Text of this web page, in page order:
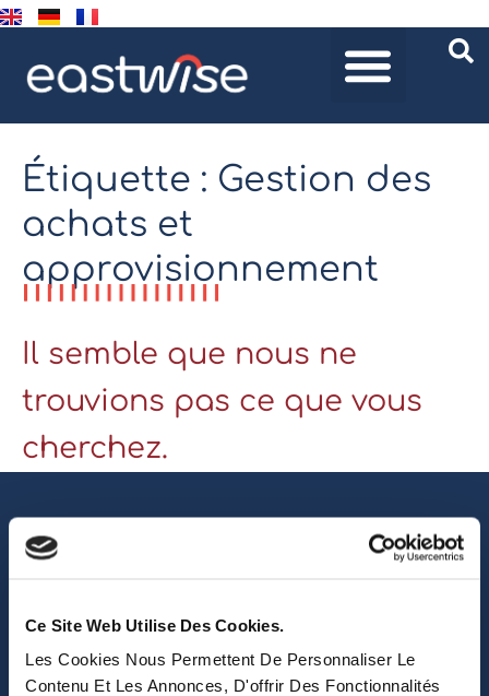
Ce Site Web Utilise Des Cookies.
Les Cookies Nous Permettent De Personnaliser Le
Contenu Et Les Annonces, D'offrir Des Fonctionnalités
Étiquette : Gestion des
achats et
approvisionnement
Il semble que nous ne
trouvions pas ce que vous
cherchez.
sales@eastwise.net
(+852) 3621 0156